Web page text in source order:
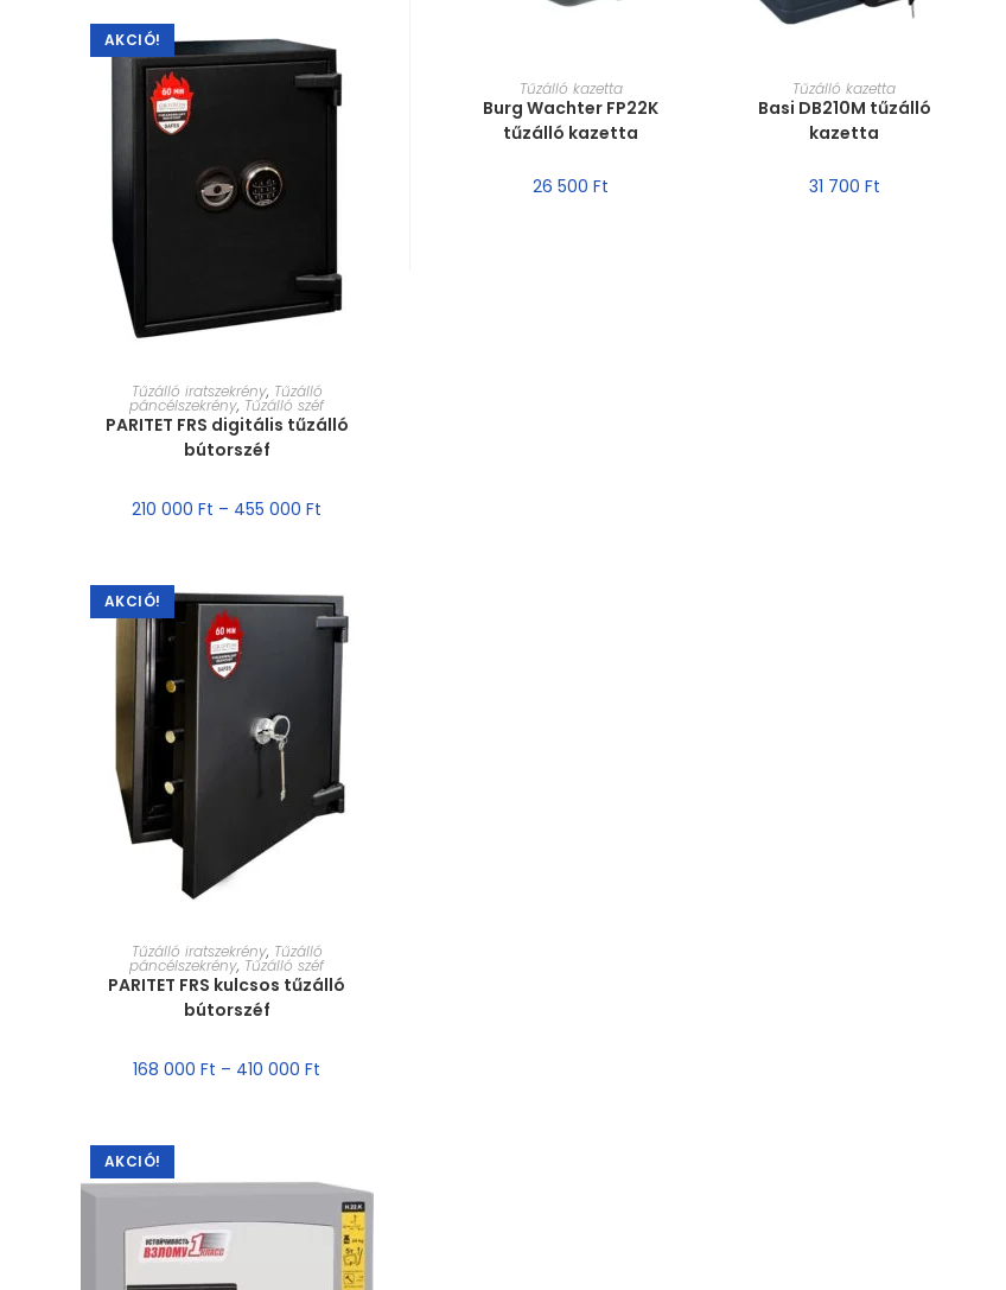
MÉRET VÁLASZTÁSA
Tűzálló kazetta
Burg Wachter FP22K
tűzálló kazetta
26 500Ft
MÉRET VÁLASZTÁSA
Tűzálló kazetta
Basi DB210M tűzálló
kazetta
31 700 Ft
AKCIÓ!
MÉRET VÁLASZTÁSA
Tűzálló iratszekrény, Tűzálló
páncélszekrény, Tűzálló széf
PARITET FRS digitális tűzálló
bútorszéf
210 000Ft – 455 000Ft
AKCIÓ!
MÉRET VÁLASZTÁSA
Tűzálló iratszekrény, Tűzálló
páncélszekrény, Tűzálló széf
PARITET FRS kulcsos tűzálló
bútorszéf
168 000Ft – 410 000Ft
AKCIÓ!